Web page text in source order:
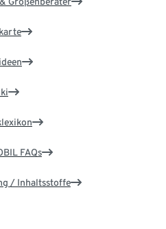
FAQs
/ Inhaltsstoffe